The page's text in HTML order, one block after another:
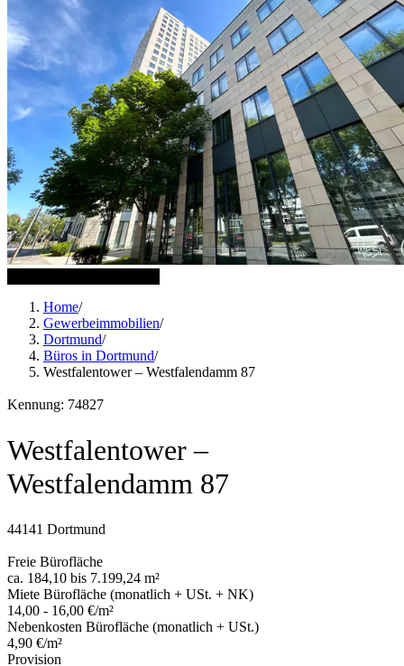
Home/
Gewerbeimmobilien/
Dortmund/
Büros in Dortmund/
Westfalentower – Westfalendamm 87
Kennung: 74827
Westfalentower –
Westfalendamm 87
44141 Dortmund
Freie Bürofläche
ca. 184,10 bis 7.199,24 m²
Miete Bürofläche (monatlich + USt. + NK)
14,00 - 16,00 €/m²
Nebenkosten Bürofläche (monatlich + USt.)
4,90 €/m²
Provision